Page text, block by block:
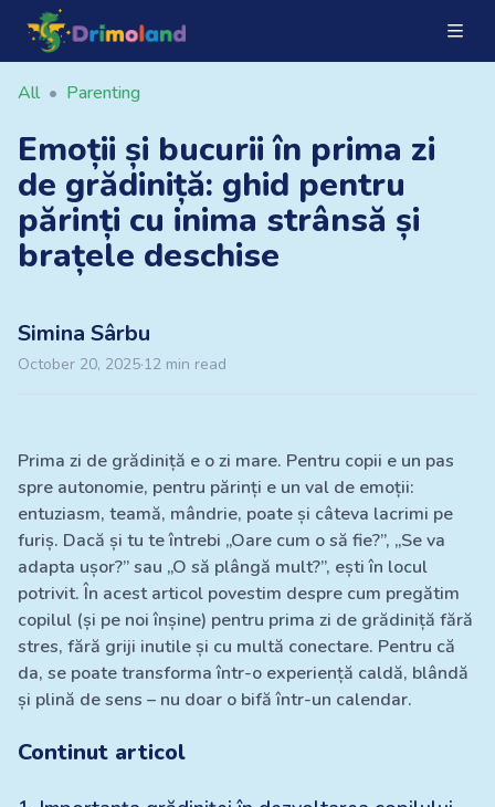
All • Parenting
Emoții și bucurii în prima zi
de grădiniță: ghid pentru
părinți cu inima strânsă și
brațele deschise
Simina Sârbu
October 20, 2025·12 min read
Prima zi de grădiniță e o zi mare. Pentru copii e un pas
spre autonomie, pentru părinți e un val de emoții:
entuziasm, teamă, mândrie, poate și câteva lacrimi pe
furiș. Dacă și tu te întrebi „Oare cum o să fie?”, „Se va
adapta ușor?” sau „O să plângă mult?”, ești în locul
potrivit. În acest articol povestim despre cum pregătim
copilul (și pe noi înșine) pentru prima zi de grădiniță fără
stres, fără griji inutile și cu multă conectare. Pentru că
da, se poate transforma într-o experiență caldă, blândă
și plină de sens – nu doar o bifă într-un calendar.
Continut articol